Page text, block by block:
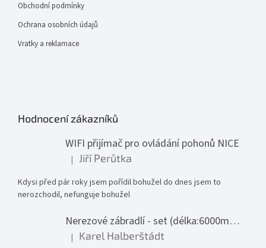
Obchodní podmínky
Ochrana osobních údajů
Vratky a reklamace
Hodnocení zákazníků
WIFI přijímač pro ovládání pohonů NICE
Hodnocení produktu je 1 z 5 hvězdiček.
| Jiří Perůtka
Kdysi před pár roky jsem pořídil bohužel do dnes jsem to
nerozchodil, nefunguje bohužel
Nerezové zábradlí - set (délka:6000mm x výška:1000mm)
Hodnocení produktu je 5 z 5 hvězdiček.
| Karel Halberštádt